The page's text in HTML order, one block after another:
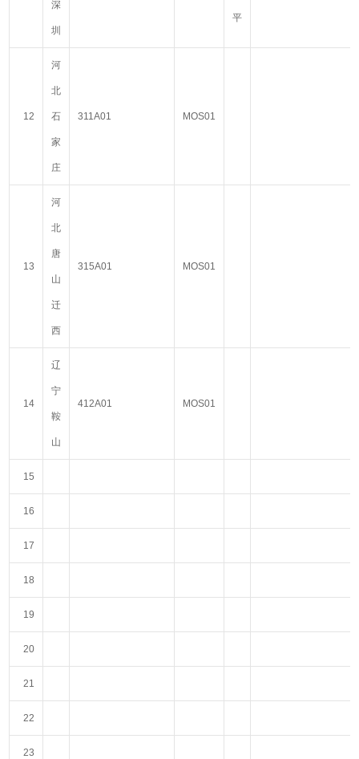
深
圳
平
12
河
北
石
家
庄
311A01 MOS01
13
河
北
唐
山
迁
西
315A01 MOS01
14
辽
宁
鞍
山
412A01 MOS01
15
16
17
18
19
20
21
22
23